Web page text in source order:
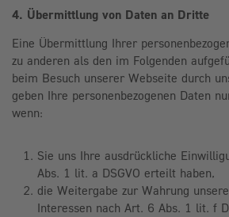
4. Übermittlung von Daten an Dritte
Eine Übermittlung Ihrer
zu anderen als den im Folgenden
beim Besuch unserer Webseite durch
geben Ihre personenbezogenen Daten
wenn:
Sie uns Ihre ausdrückliche
Abs. 1 lit. a DSGVO erteilt haben,
die Weitergabe zur Wahrung
Interessen nach Art. 6 Abs. 1 lit. f